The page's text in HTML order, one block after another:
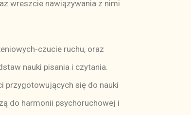
wreszcie nawiązywania z nimi
czucie ruchu, oraz
nauki pisania i czytania.
przygotowujących się do nauki
do harmonii psychoruchowej i